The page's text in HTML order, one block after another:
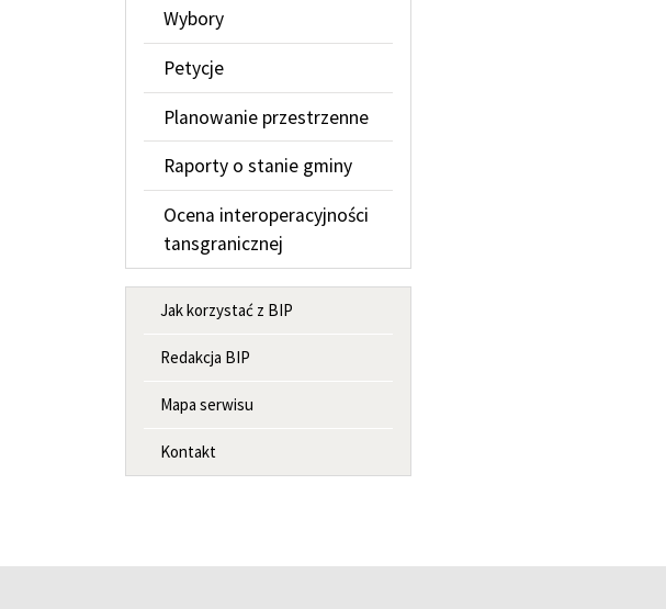
Wybory
Petycje
Planowanie przestrzenne
Raporty o stanie gminy
Ocena interoperacyjności
tansgranicznej
MENU INFORMACYJNE
Jak korzystać z BIP
Redakcja BIP
Mapa serwisu
Kontakt